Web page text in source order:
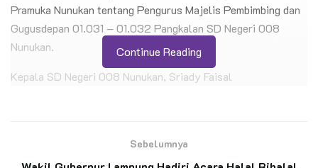
Pramuka Nunukan tentang Pengurus Majelis Pembimbing dan
Gugusdepan 01.031 – 01.032 Pangkalan SD Negeri 008
Nunukan.
Kepala SD Negeri 008 Nunukan, Sriady Faisal
Continue Reading
Sebelumnya